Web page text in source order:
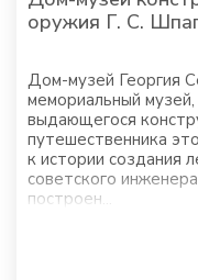
оружия Г. С.
Дом-музей Георгия
мемориальный
выдающегося
путешественника
к истории создания
советского
построен...